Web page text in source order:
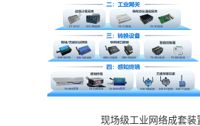
现场级工业网络成套装